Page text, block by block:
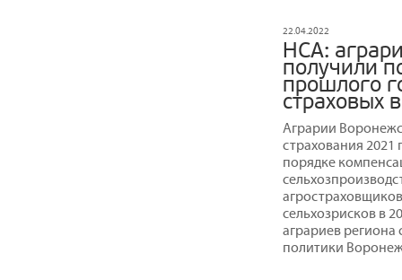
22.04.2022
НСА:
получили
прошлого
страховых
Аграрии
страхования 2021
порядке
сельхозрисков в
аграриев
политики